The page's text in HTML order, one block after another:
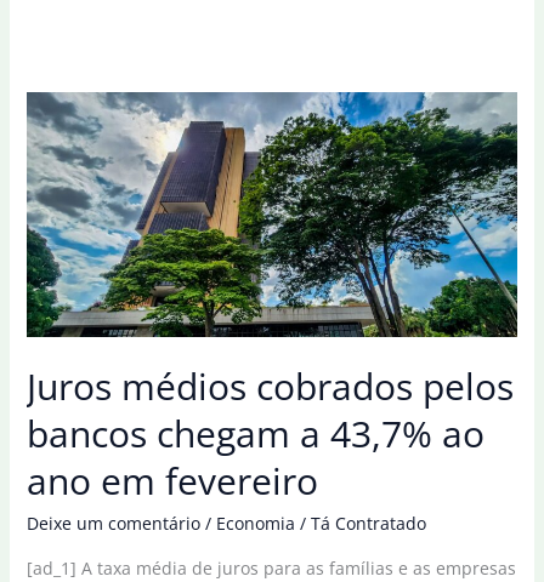
Juros médios cobrados pelos
bancos chegam a 43,7% ao
ano em fevereiro
Deixe um comentário / Economia / Tá Contratado
[ad_1] A taxa média de juros para as famílias e as empresas